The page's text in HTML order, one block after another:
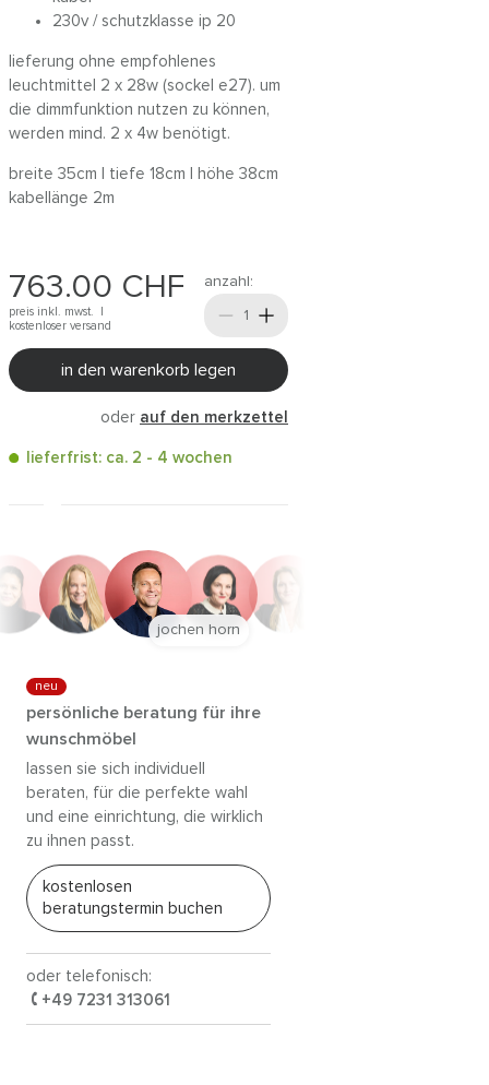
230v / schutzklasse ip 20
lieferung ohne empfohlenes
leuchtmittel 2 x 28w (sockel e27). um
die dimmfunktion nutzen zu können,
werden mind. 2 x 4w benötigt.
breite 35cm | tiefe 18cm | höhe 38cm
kabellänge 2m
763.00 CHF
preis inkl. mwst. |
kostenloser versand
anzahl:
in den warenkorb legen
oder auf den merkzettel
lieferfrist: ca. 2 - 4 wochen
neu
persönliche beratung für ihre
wunschmöbel
lassen sie sich individuell
beraten, für die perfekte wahl
und eine einrichtung, die wirklich
zu ihnen passt.
kostenlosen
beratungstermin buchen
oder telefonisch:
+49 7231 313061
jochen horn